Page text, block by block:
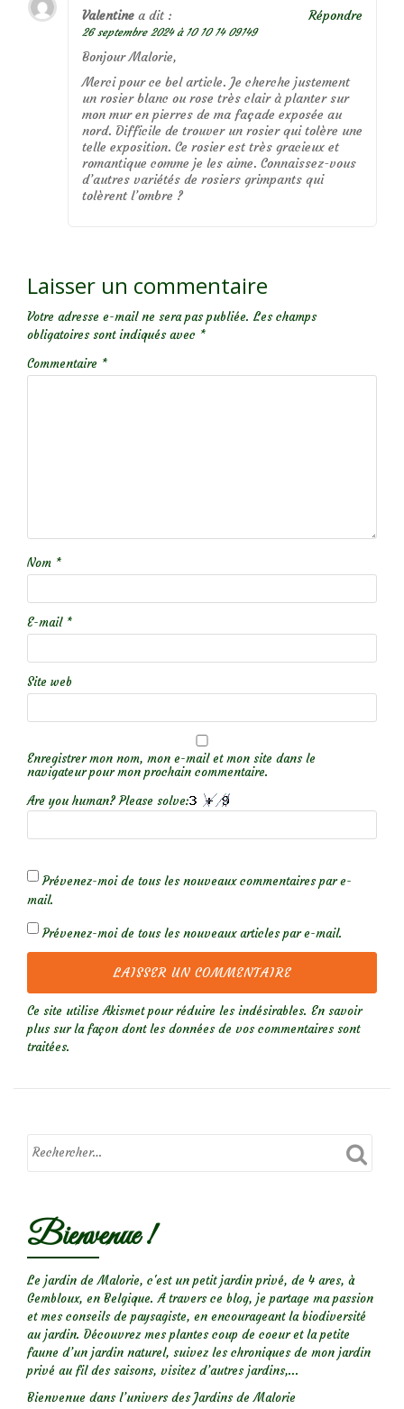
Valentine a dit :
26 septembre 2024 à 10 10 14 09149
Bonjour Malorie,
Merci pour ce bel article. Je cherche justement
un rosier blanc ou rose très clair à planter sur
mon mur en pierres de ma façade exposée au
nord. Difficile de trouver un rosier qui tolère une
telle exposition. Ce rosier est très gracieux et
romantique comme je les aime. Connaissez-vous
d’autres variétés de rosiers grimpants qui
tolèrent l’ombre ?
Répondre
Laisser un commentaire
Votre adresse e-mail ne sera pas publiée. Les champs
obligatoires sont indiqués avec *
Commentaire *
Nom *
E-mail *
Site web
Enregistrer mon nom, mon e-mail et mon site dans le
navigateur pour mon prochain commentaire.
Are you human? Please solve:
Prévenez-moi de tous les nouveaux commentaires par e-
mail.
Prévenez-moi de tous les nouveaux articles par e-mail.
Ce site utilise Akismet pour réduire les indésirables. En savoir
plus sur la façon dont les données de vos commentaires sont
traitées.
Bienvenue !
Le jardin de Malorie, c'est un petit jardin privé, de 4 ares, à
Gembloux, en Belgique. A travers ce blog, je partage ma passion
et mes conseils de paysagiste, en encourageant la biodiversité
au jardin. Découvrez mes plantes coup de coeur et la petite
faune d’un jardin naturel, suivez les chroniques de mon jardin
privé au fil des saisons, visitez d’autres jardins,...
Bienvenue dans l’univers des Jardins de Malorie